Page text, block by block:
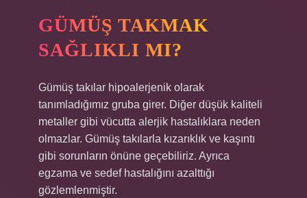
GÜMÜŞ TAKMAK
SAĞLIKLI MI?
Gümüş takılar hipoalerjenik olarak
tanımladığımız gruba girer. Diğer düşük kaliteli
metaller gibi vücutta alerjik hastalıklara neden
olmazlar. Gümüş takılarla kızarıklık ve kaşıntı
gibi sorunların önüne geçebiliriz. Ayrıca
egzama ve sedef hastalığını azalttığı
gözlemlenmiştir.